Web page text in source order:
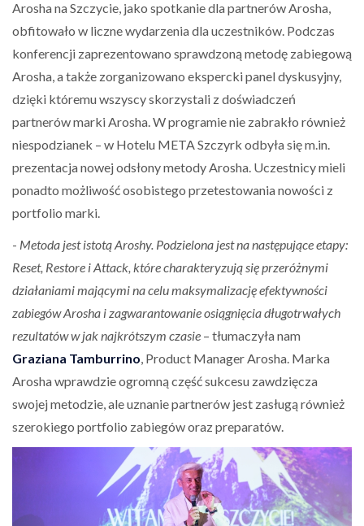
Arosha na Szczycie, jako spotkanie dla partnerów Arosha,
obfitowało w liczne wydarzenia dla uczestników. Podczas
konferencji zaprezentowano sprawdzoną metodę zabiegową
Arosha, a także zorganizowano ekspercki panel dyskusyjny,
dzięki któremu wszyscy skorzystali z doświadczeń
partnerów marki Arosha. W programie nie zabrakło również
niespodzianek – w Hotelu META Szczyrk odbyła się m.in.
prezentacja nowej odsłony metody Arosha. Uczestnicy mieli
ponadto możliwość osobistego przetestowania nowości z
portfolio marki.
- Metoda jest istotą Aroshy. Podzielona jest na następujące etapy:
Reset, Restore i Attack, które charakteryzują się przeróżnymi
działaniami mającymi na celu maksymalizację efektywności
zabiegów Arosha i zagwarantowanie osiągnięcia długotrwałych
rezultatów w jak najkrótszym czasie – tłumaczyła nam
Graziana Tamburrino, Product Manager Arosha. Marka
Arosha wprawdzie ogromną część sukcesu zawdzięcza
swojej metodzie, ale uznanie partnerów jest zasługą również
szerokiego portfolio zabiegów oraz preparatów.